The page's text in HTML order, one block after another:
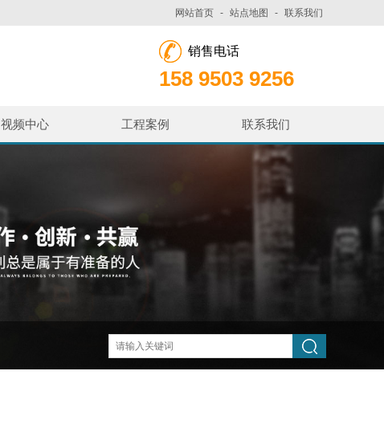
网站首页 - 站点地图 - 联系我们
销售电话
158 9503 9256
视频中心 工程案例 联系我们